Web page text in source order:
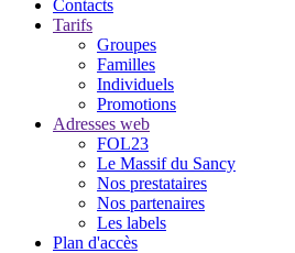
Contacts
Tarifs
Groupes
Familles
Individuels
Promotions
Adresses web
FOL23
Le Massif du Sancy
Nos prestataires
Nos partenaires
Les labels
Plan d'accès